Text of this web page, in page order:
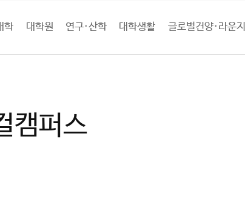
학 대학원 연구·산학 대학생활 글로벌건양·라운지
캠퍼스